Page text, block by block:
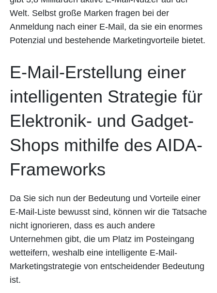
Welt. Selbst große Marken fragen bei der
Anmeldung nach einer E-Mail, da sie ein enormes
Potenzial und bestehende Marketingvorteile bietet.
E-Mail-Erstellung einer
intelligenten Strategie für
Elektronik- und Gadget-
Shops mithilfe des AIDA-
Frameworks
Da Sie sich nun der Bedeutung und Vorteile einer
E-Mail-Liste bewusst sind, können wir die Tatsache
nicht ignorieren, dass es auch andere
Unternehmen gibt, die um Platz im Posteingang
wetteifern, weshalb eine intelligente E-Mail-
Marketingstrategie von entscheidender Bedeutung
ist.